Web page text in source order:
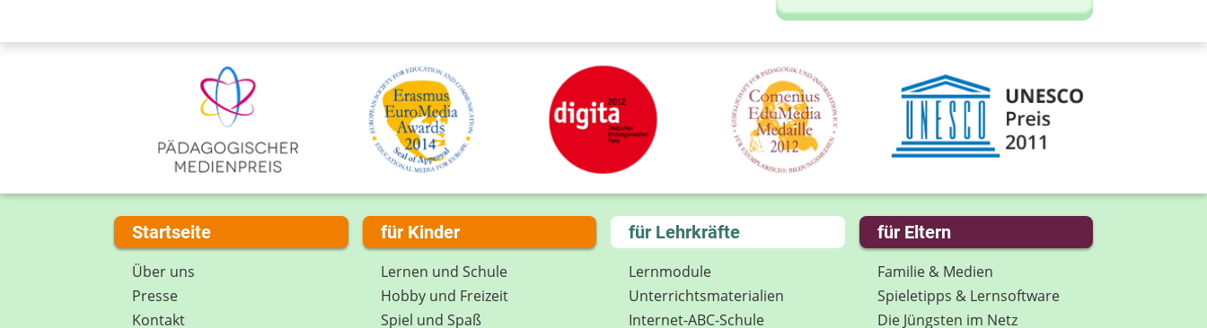
Ihre Nachricht
Startseite
Über uns
Presse
Kontakt
für Kinder
Lernen und Schule
Hobby und Freizeit
Spiel und Spaß
für Lehrkräfte
Lernmodule
Unterrichts­materialien
Internet-ABC-Schule
für Eltern
Familie & Medien
Spieletipps & Lernsoftware
Die Jüngsten im Netz